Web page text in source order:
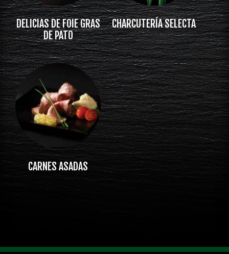
DELICIAS DE FOIE GRAS
DE PATO
CHARCUTERÍA SELECTA
CARNES ASADAS